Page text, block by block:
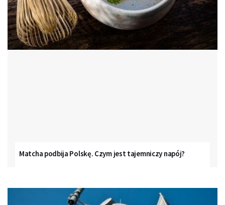
Matcha podbija Polskę. Czym jest tajemniczy napój?